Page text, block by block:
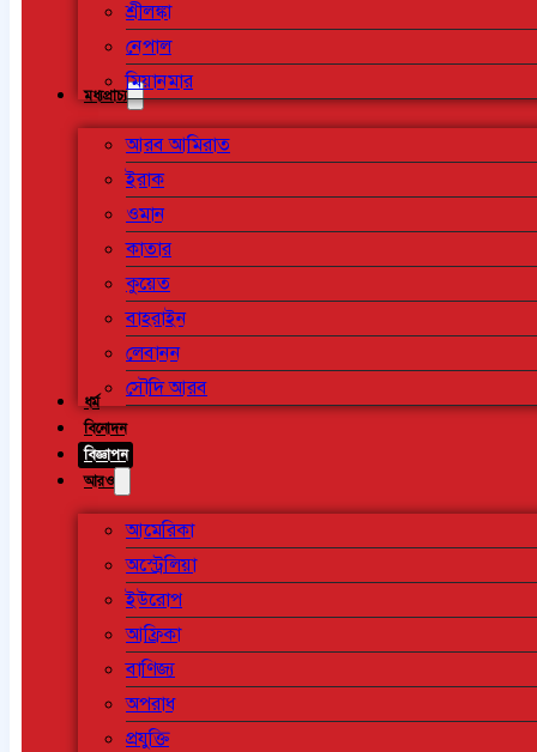
শ্রীলঙ্কা
নেপাল
মিয়ানমার
মধ্যপ্রাচ্য
আরব আমিরাত
ইরাক
ওমান
কাতার
কুয়েত
বাহরাইন
লেবানন
সৌদি আরব
ধর্ম
বিনোদন
বিজ্ঞাপন
আরও
আমেরিকা
অস্ট্রেলিয়া
ইউরোপ
আফ্রিকা
বাণিজ্য
অপরাধ
প্রযুক্তি